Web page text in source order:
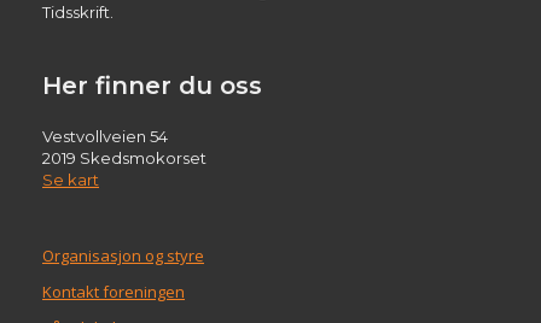
Tidsskrift.
Her finner du oss
Vestvollveien 54
2019 Skedsmokorset
Se kart
Organisasjon og styre
Kontakt foreningen